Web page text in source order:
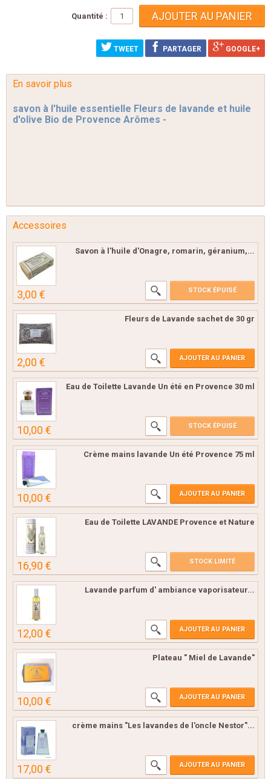
Quantité :
TWEET PARTAGER GOOGLE+
En savoir plus
savon à l'huile essentielle Fleurs de lavande et huile
d'olive Bio de Provence Arômes -
Accessoires
Savon à l'huile d'Onagre, romarin, géranium,...
3,00 € STOCK ÉPUISÉ
Fleurs de Lavande sachet de 30 gr
2,00 € AJOUTER AU PANIER
Eau de Toilette Lavande Un été en Provence 30 ml
10,00 € STOCK ÉPUISÉ
Crème mains lavande Un été Provence 75 ml
10,00 € AJOUTER AU PANIER
Eau de Toilette LAVANDE Provence et Nature
16,90 € STOCK LIMITÉ
Lavande parfum d' ambiance vaporisateur...
12,00 € AJOUTER AU PANIER
Plateau " Miel de Lavande"
10,00 € AJOUTER AU PANIER
crème mains "Les lavandes de l'oncle Nestor"...
17,00 € AJOUTER AU PANIER